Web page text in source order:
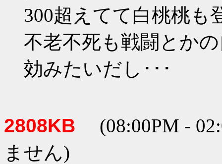
300超えてて白桃桃も
不老不死も戦闘とか
効みたいだし･･･
2808KB (08:00PM -
ません)